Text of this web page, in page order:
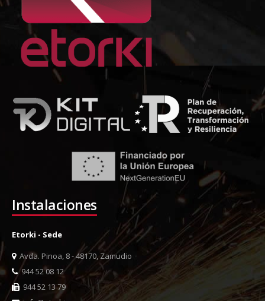
Instalaciones
Etorki - Sede
Avda. Pinoa, 8 - 48170, Zamudio
944 52 08 12
944 52 13 79